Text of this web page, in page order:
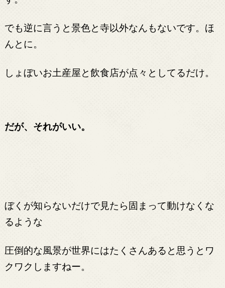
でも逆に言うと景色と寺以外なんもないです。ほ
んとに。
しょぼいお土産屋と飲食店が点々としてるだけ。
だが、それがいい。
ぼくが知らないだけで見たら固まって動けなくな
るような
圧倒的な風景が世界にはたくさんあると思うとワ
クワクしますねー。